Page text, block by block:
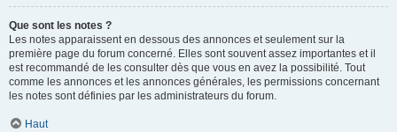
Que sont les notes ?
Les notes apparaissent en dessous des annonces et seulement sur la
première page du forum concerné. Elles sont souvent assez importantes et il
est recommandé de les consulter dès que vous en avez la possibilité. Tout
comme les annonces et les annonces générales, les permissions concernant
les notes sont définies par les administrateurs du forum.
Haut